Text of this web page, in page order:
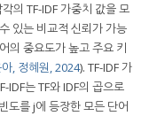
의 TF-IDF 가중치 값을 모
있는 비교적 신뢰가 가능
의 중요도가 높고 주요 키
, 정혜원, 2024). TF-IDF 가
IDF는 TF와 IDF의 곱으로
도를 j에 등장한 모든 단어